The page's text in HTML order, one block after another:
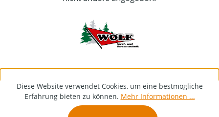
Diese Website verwendet Cookies, um eine bestmögliche
Erfahrung bieten zu können. Mehr Informationen ...